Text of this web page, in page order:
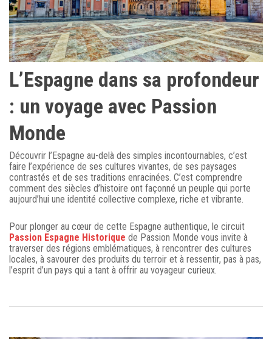
L’Espagne dans sa profondeur
: un voyage avec Passion
Monde
Découvrir l’Espagne au-delà des simples incontournables, c’est
faire l’expérience de ses cultures vivantes, de ses paysages
contrastés et de ses traditions enracinées. C’est comprendre
comment des siècles d’histoire ont façonné un peuple qui porte
aujourd’hui une identité collective complexe, riche et vibrante.
Pour plonger au cœur de cette Espagne authentique, le circuit
Passion Espagne Historique de Passion Monde vous invite à
traverser des régions emblématiques, à rencontrer des cultures
locales, à savourer des produits du terroir et à ressentir, pas à pas,
l’esprit d’un pays qui a tant à offrir au voyageur curieux.